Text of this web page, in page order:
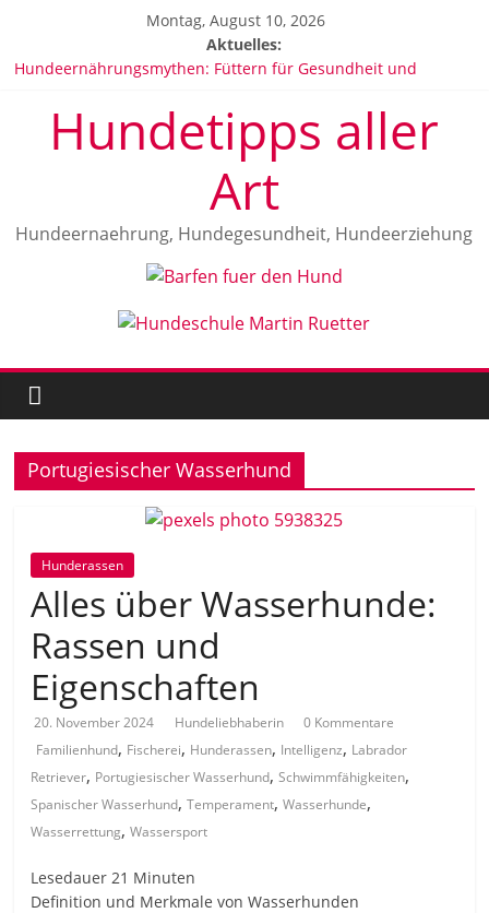
springen
Montag, August 10, 2026
Aktuelles:
Hundeernährungsmythen: Füttern für Gesundheit und
Hundeallergien: Anzeichen, Ursachen und Behandlung
Vitamine für Hunde
Die beliebtesten Hunderassen in Deutschland 2025
Malinois Herrkunft und Geschichte
Hundetipps aller
Art
Hundeernaehrung, Hundegesundheit, Hundeerziehung
Portugiesischer Wasserhund
Hunderassen
Alles über Wasserhunde:
Rassen und
Eigenschaften
20. November 2024 Hundeliebhaberin
0 Kommentare
Familienhund, Fischerei, Hunderassen, Intelligenz, Labrador
Retriever, Portugiesischer Wasserhund,Schwimmfähigkeiten,
Spanischer Wasserhund,Temperament,Wasserhunde,
Wasserrettung,Wassersport
Lesedauer 21 Minuten
Definition und Merkmale von Wasserhunden